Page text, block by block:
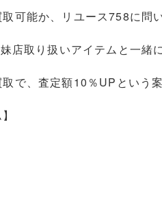
可能か、リユース758に問
店取り扱いアイテムと一緒
で、査定額10％UPという